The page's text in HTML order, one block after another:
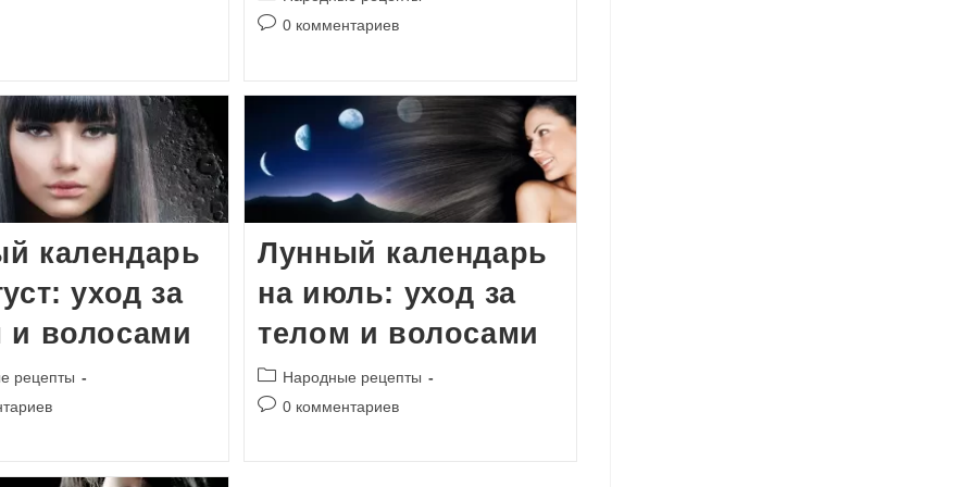
записи:
Комментарии
0 комментариев
календарь
уход за
и волосами
рецепты
Лунный календарь
на июль: уход за
телом и волосами
Рубрика
записи:
Народные рецепты
Комментарии
0 комментариев